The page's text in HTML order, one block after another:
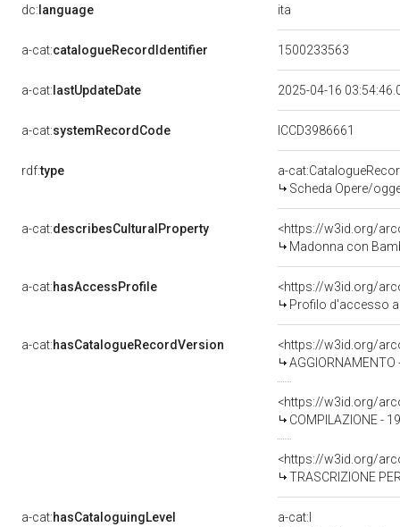
dc: language ita
a-cat:catalogueRecordIdentifier 1500233563
a-cat: lastUpdateDate 2025-04-16
a-cat:systemRecordCode ICCD3986661
rdf:type
a-
Scheda Opere/
a-cat:describesCulturalProperty
<https://w3id.org/
Madonna con
a-cat:hasAccessProfile
<https://w3id.org/
Profilo d'accesso
a-cat:hasCatalogueRecordVersion
<https://w3id.org/
<https://w3id.org/
COMPILAZIONE -
<https://w3id.org/
TRASCRIZIONE
a-cat:hasCataloguingLevel
a-cat:I